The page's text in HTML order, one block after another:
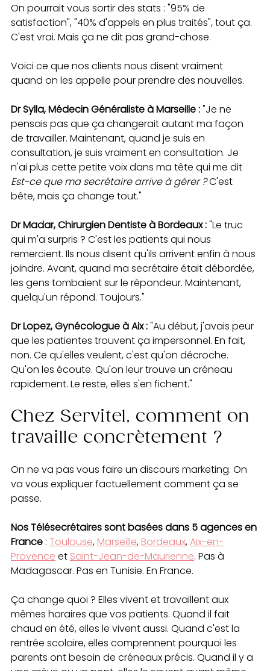
On pourrait vous sortir des stats : "95% de
satisfaction", "40% d'appels en plus traités", tout ça.
C'est vrai. Mais ça ne dit pas grand-chose.
Voici ce que nos clients nous disent vraiment
quand on les appelle pour prendre des nouvelles.
Dr Sylla, Médecin Généraliste à Marseille : "Je ne
pensais pas que ça changerait autant ma façon
de travailler. Maintenant, quand je suis en
consultation, je suis vraiment en consultation. Je
n'ai plus cette petite voix dans ma tête qui me dit
Est-ce que ma secrétaire arrive à gérer ? C'est
bête, mais ça change tout."
Dr Madar, Chirurgien Dentiste à Bordeaux : "Le truc
qui m'a surpris ? C'est les patients qui nous
remercient. Ils nous disent qu'ils arrivent enfin à nous
joindre. Avant, quand ma secrétaire était débordée,
les gens tombaient sur le répondeur. Maintenant,
quelqu'un répond. Toujours."
Dr Lopez, Gynécologue à Aix : "Au début, j'avais peur
que les patientes trouvent ça impersonnel. En fait,
non. Ce qu'elles veulent, c'est qu'on décroche.
Qu'on les écoute. Qu'on leur trouve un créneau
rapidement. Le reste, elles s'en fichent."
Chez Servitel, comment on
travaille concrètement ?
On ne va pas vous faire un discours marketing. On
va vous expliquer factuellement comment ça se
passe.
Nos Télésecrétaires sont basées dans 5 agences en
France : Toulouse, Marseille, Bordeaux, Aix-en-
Provence et Saint-Jean-de-Maurienne. Pas à
Madagascar. Pas en Tunisie. En France.
Ça change quoi ? Elles vivent et travaillent aux
mêmes horaires que vos patients. Quand il fait
chaud en été, elles le vivent aussi. Quand c'est la
rentrée scolaire, elles comprennent pourquoi les
parents ont besoin de créneaux précis. Quand il y a